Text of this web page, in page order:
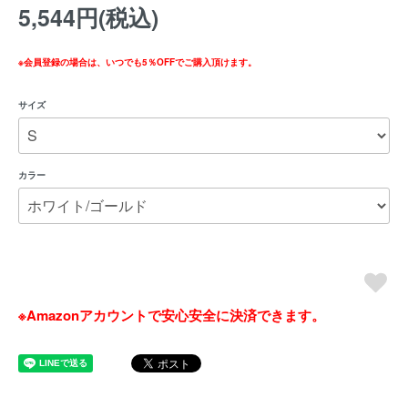
5,544円(税込)
※会員登録の場合は、いつでも5％OFFでご購入頂けます。
サイズ
カラー
※Amazonアカウントで安心安全に決済できます。